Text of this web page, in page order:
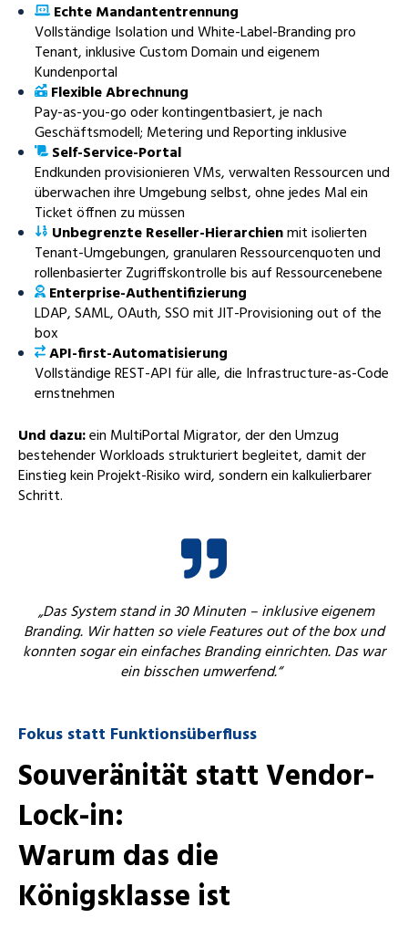
Echte Mandantentrennung
Vollständige Isolation und White-Label-Branding pro
Tenant, inklusive Custom Domain und eigenem
Kundenportal
Flexible Abrechnung
Pay-as-you-go oder kontingentbasiert, je nach
Geschäftsmodell; Metering und Reporting inklusive
Self-Service-Portal
Endkunden provisionieren VMs, verwalten Ressourcen und
überwachen ihre Umgebung selbst, ohne jedes Mal ein
Ticket öffnen zu müssen
Unbegrenzte Reseller-Hierarchienmit isolierten
Tenant-Umgebungen, granularen Ressourcenquoten und
rollenbasierter Zugriffskontrolle bis auf Ressourcenebene
Enterprise-Authentifizierung
LDAP, SAML, OAuth, SSO mit JIT-Provisioning out of the
box
API-first-Automatisierung
Vollständige REST-API für alle, die Infrastructure-as-Code
ernstnehmen
Und dazu:ein MultiPortal Migrator, der den Umzug
bestehender Workloads strukturiert begleitet, damit der
Einstieg kein Projekt-Risiko wird, sondern ein kalkulierbarer
Schritt.
„Das System stand in 30 Minuten – inklusive eigenem
Branding. Wir hatten so viele Features out of the box und
konnten sogar ein einfaches Branding einrichten. Das war
ein bisschen umwerfend.“
Fokus statt Funktionsüberfluss
Souveränität statt Vendor-
Lock-in:
Warum das die
Königsklasse ist